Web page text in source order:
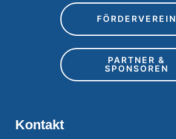
FÖRDERVEREIN
PARTNER &
SPONSOREN
Kontakt